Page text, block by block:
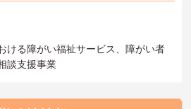
ける障がい福祉サービス、障がい者
談支援事業